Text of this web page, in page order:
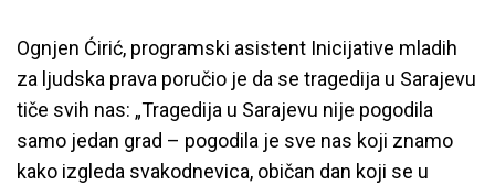
Ognjen Ćirić, programski asistent Inicijative mladih
za ljudska prava poručio je da se tragedija u Sarajevu
tiče svih nas: „Tragedija u Sarajevu nije pogodila
samo jedan grad – pogodila je sve nas koji znamo
kako izgleda svakodnevica, običan dan koji se u